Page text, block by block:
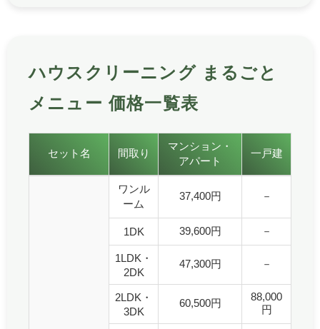
ハウスクリーニング まるごと
メニュー 価格一覧表
ハウスクリーニングまるごとメニューの価格一覧表です
セット名 間取り
マンション・
アパート
一戸建
ワンル
ーム
37,400円 －
1DK 39,600円 －
1LDK・
2DK
47,300円 －
2LDK・
3DK
60,500円
88,000
円